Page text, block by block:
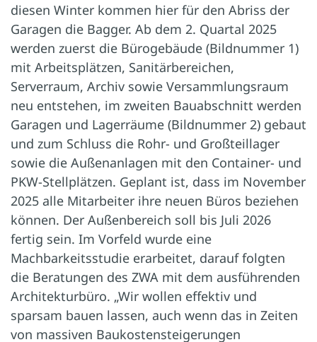
diesen Winter kommen hier für den Abriss der
Garagen die Bagger. Ab dem 2. Quartal 2025
werden zuerst die Bürogebäude (Bildnummer 1)
mit Arbeitsplätzen, Sanitärbereichen,
Serverraum, Archiv sowie Versammlungsraum
neu entstehen, im zweiten Bauabschnitt werden
Garagen und Lagerräume (Bildnummer 2) gebaut
und zum Schluss die Rohr- und Großteillager
sowie die Außenanlagen mit den Container- und
PKW-Stellplätzen. Geplant ist, dass im November
2025 alle Mitarbeiter ihre neuen Büros beziehen
können. Der Außenbereich soll bis Juli 2026
fertig sein. Im Vorfeld wurde eine
Machbarkeitsstudie erarbeitet, darauf folgten
die Beratungen des ZWA mit dem ausführenden
Architekturbüro. „Wir wollen effektiv und
sparsam bauen lassen, auch wenn das in Zeiten
von massiven Baukostensteigerungen